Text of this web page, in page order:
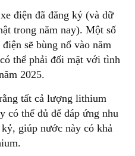
điện đã đăng ký (và dữ
trong năm nay). Một số
sẽ bùng nổ vào năm
thể phải đối mặt với tình
2025.
tất cả lượng lithium
có thể đủ để đáp ứng nhu
giúp nước này có khả